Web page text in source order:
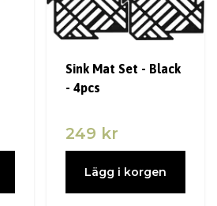
Sink Mat Set - Black
- 4pcs
249 kr
Lägg i korgen